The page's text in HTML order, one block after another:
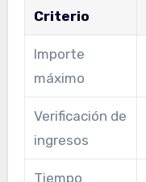
Criterio
Importe
máximo
Verificación de
ingresos
Tiempo